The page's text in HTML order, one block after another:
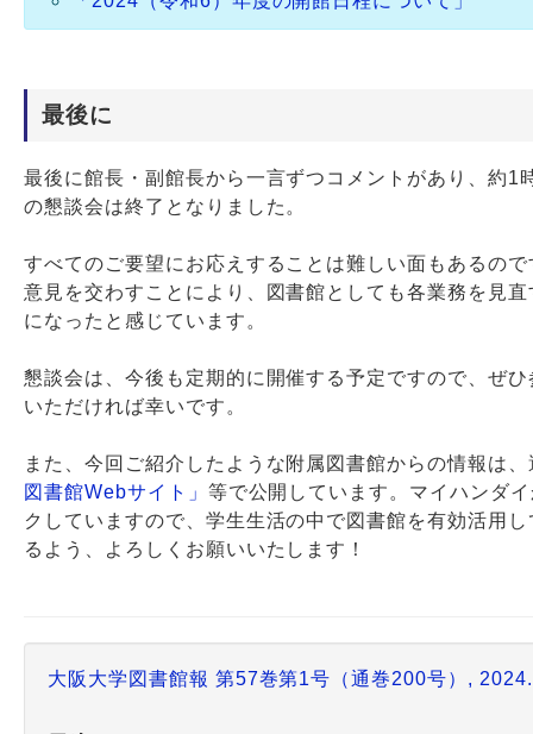
最後に
最後に館長・副館長から一言ずつコメントがあり、約1
の懇談会は終了となりました。
すべてのご要望にお応えすることは難しい面もあるの
意見を交わすことにより、図書館としても各業務を見
になったと感じています。
懇談会は、今後も定期的に開催する予定ですので、ぜ
いただければ幸いです。
また、今回ご紹介したような附属図書館からの情報は、
図書館Webサイト」 等で公開しています。マイハンダ
クしていますので、学生生活の中で図書館を有効活用
るよう、よろしくお願いいたします！
大阪大学図書館報 第57巻第1号（通巻200号）,